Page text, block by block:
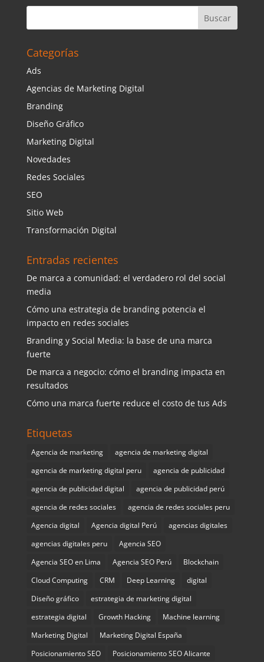
Categorías
Ads
Agencias de Marketing Digital
Branding
Diseño Gráfico
Marketing Digital
Novedades
Redes Sociales
SEO
Sitio Web
Transformación Digital
Entradas recientes
De marca a comunidad: el verdadero rol del social
media
Cómo una estrategia de branding potencia el
impacto en redes sociales
Branding y Social Media: la base de una marca
fuerte
De marca a negocio: cómo el branding impacta en
resultados
Cómo una marca fuerte reduce el costo de tus Ads
Etiquetas
Agencia de marketing
agencia de marketing digital
agencia de marketing digital peru
agencia de publicidad
agencia de publicidad digital
agencia de publicidad perú
agencia de redes sociales
agencia de redes sociales peru
Agencia digital
Agencia digital Perú
agencias digitales
agencias digitales peru
Agencia SEO
Agencia SEO en Lima
Agencia SEO Perú
Blockchain
Cloud Computing
CRM Deep Learning
digital
Diseño gráfico
estrategia de marketing digital
estrategia digital
Growth Hacking
Machine learning
Marketing Digital
Marketing Digital España
Posicionamiento SEO
Posicionamiento SEO Alicante